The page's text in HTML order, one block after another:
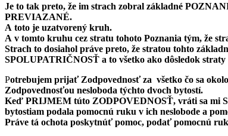
Je to tak preto, že im strach zobral základné
PREVIAZANÉ.
A toto je uzatvorený kruh.
A v tomto kruhu cez stratu tohoto Poznania tým, že
Strach to dosiahol práve preto, že stratou tohto
SPOLUPATRIČNOSŤ a to všetko ako dôsledok
Potrebujem prijať Zodpovednosť za všetko čo sa
Zodpovednosťou nesloboda týchto dvoch bytostí.
Keď PRIJMEM túto ZODPOVEDNOSŤ, vráti sa mi
bytostiam podala pomocnú ruku v ich neslobode a
Práve tá ochota poskytnúť pomoc, podať pomocnú